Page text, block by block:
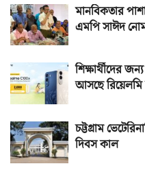
মানবিকতার
এমপি সাঈদ
শিক্ষার্থীদের
আসছে
চট্টগ্রাম
দিবস কাল